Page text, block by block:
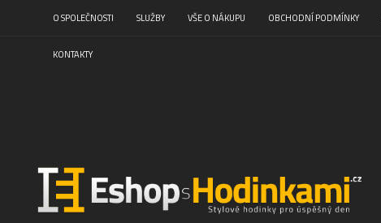
O SPOLEČNOSTI SLUŽBY VŠE O NÁKUPU OBCHODNÍ PODMÍNKY
KONTAKTY